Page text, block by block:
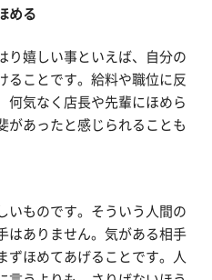
める
り嬉しい事といえば、自分の
ることです。給料や職位に反
何気なく店長や先輩にほめら
があったと感じられることも
いものです。そういう人間の
はありません。気がある相手
ずほめてあげることです。人